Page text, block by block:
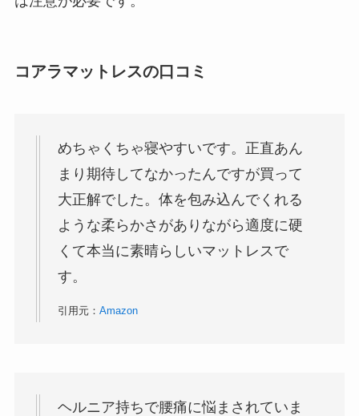
コアラマットレスの口コミ
めちゃくちゃ寝やすいです。正直あん
まり期待してなかったんですが買って
大正解でした。体を包み込んでくれる
ような柔らかさがありながら適度に硬
くて本当に素晴らしいマットレスで
す。
引用元： Amazon
ヘルニア持ちで腰痛に悩まされていま